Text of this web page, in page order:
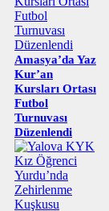
Amasya’da Yaz
Kur’an
Kursları Ortası
Futbol
Turnuvası
Düzenlendi